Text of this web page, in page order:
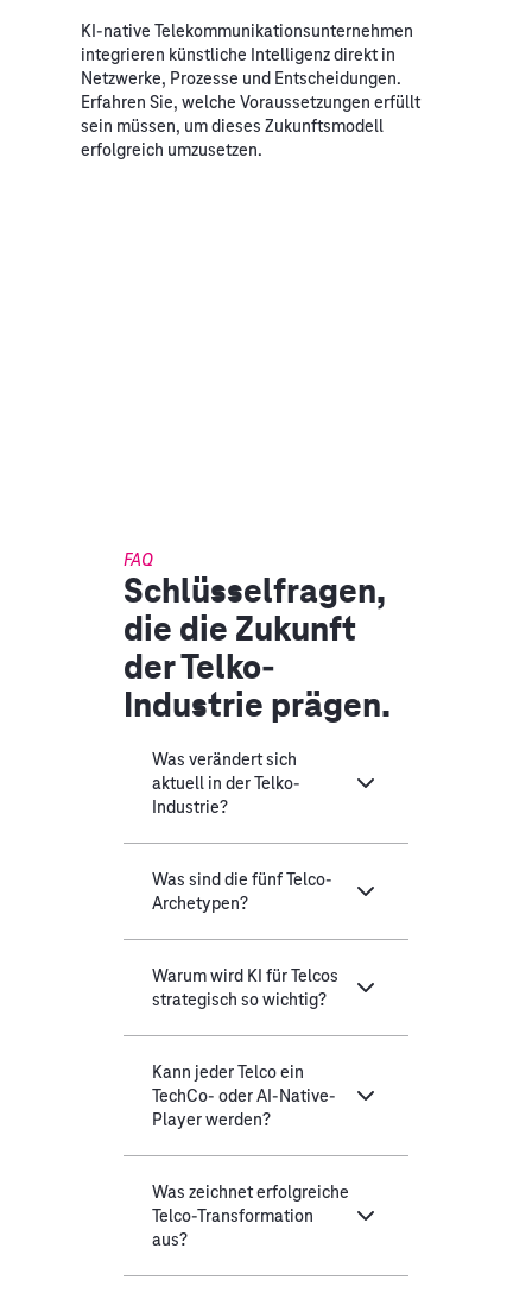
KI-native Telekommunikationsunternehmen
integrieren künstliche Intelligenz direkt in
Netzwerke, Prozesse und Entscheidungen.
Erfahren Sie, welche Voraussetzungen erfüllt
sein müssen, um dieses Zukunftsmodell
erfolgreich umzusetzen.
FAQ
Schlüsselfragen,
die die Zukunft
der Telko-
Industrie prägen.
Was verändert sich
aktuell in der Telko-
Industrie?
Was sind die fünf Telco-
Archetypen?
Warum wird KI für Telcos
strategisch so wichtig?
Kann jeder Telco ein
TechCo- oder AI-Native-
Player werden?
Was zeichnet erfolgreiche
Telco-Transformation
aus?